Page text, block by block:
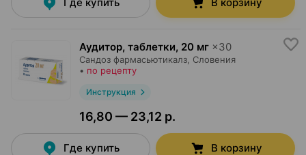
Аудитор, таблетки, 20 мг ×30
Сандоз фармасьютикалз , Словения
• по рецепту
Инструкция
16,80 — 23,12 р.
Где купить В корзину